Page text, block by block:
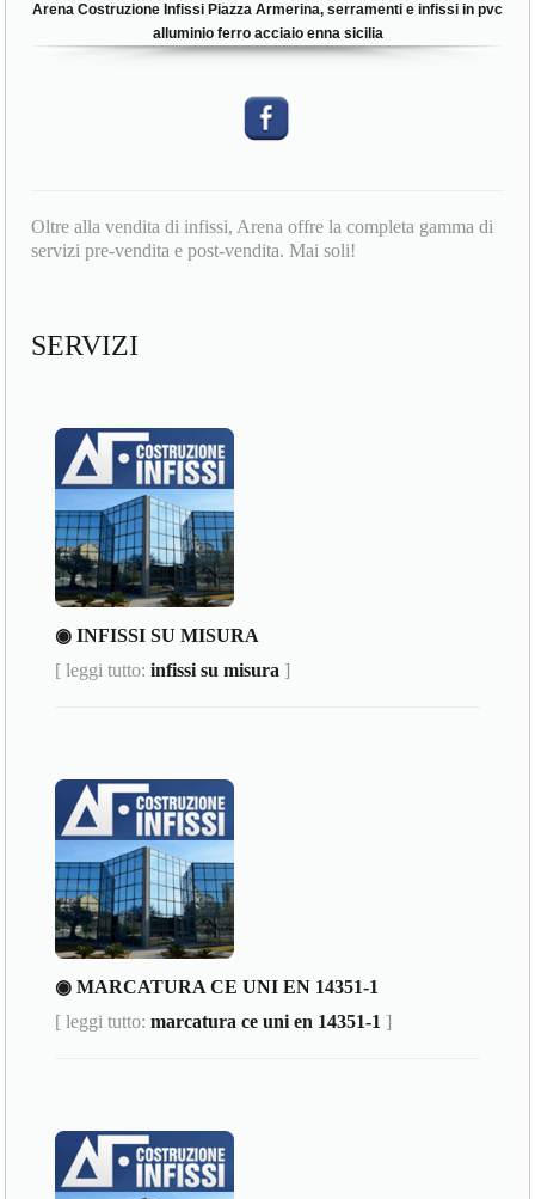
Arena Costruzione Infissi Piazza Armerina, serramenti e infissi in pvc
alluminio ferro acciaio enna sicilia
Oltre alla vendita di infissi, Arena offre la completa gamma di
servizi pre-vendita e post-vendita. Mai soli!
SERVIZI
◉ INFISSI SU MISURA
[ leggi tutto:infissi su misura ]
◉ MARCATURA CE UNI EN 14351-1
[ leggi tutto:marcatura ce uni en 14351-1 ]